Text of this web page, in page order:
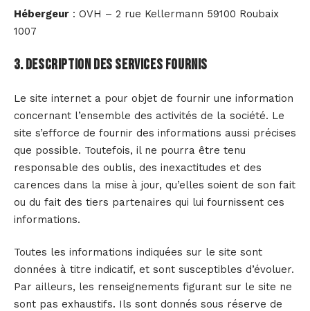
Hébergeur : OVH – 2 rue Kellermann 59100 Roubaix
1007
3. Description des services fournis
Le site internet a pour objet de fournir une information
concernant l’ensemble des activités de la société. Le
site s’efforce de fournir des informations aussi précises
que possible. Toutefois, il ne pourra être tenu
responsable des oublis, des inexactitudes et des
carences dans la mise à jour, qu’elles soient de son fait
ou du fait des tiers partenaires qui lui fournissent ces
informations.
Toutes les informations indiquées sur le site sont
données à titre indicatif, et sont susceptibles d’évoluer.
Par ailleurs, les renseignements figurant sur le site ne
sont pas exhaustifs. Ils sont donnés sous réserve de